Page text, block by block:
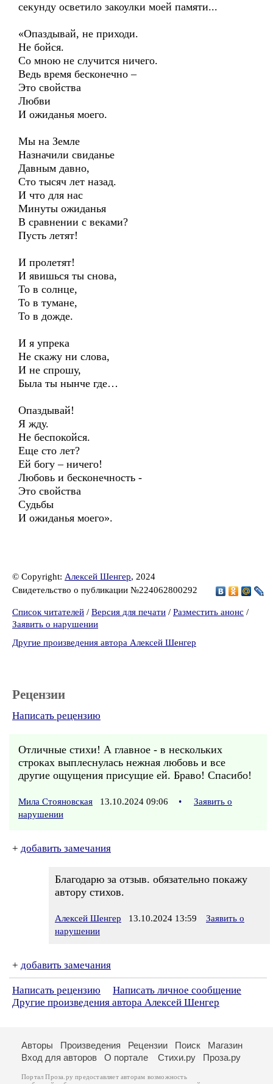
секунду осветило закоулки моей памяти...
«Опаздывай, не приходи.
Не бойся.
Со мною не случится ничего.
Ведь время бесконечно –
Это свойства
Любви
И ожиданья моего.
Мы на Земле
Назначили свиданье
Давным давно,
Сто тысяч лет назад.
И что для нас
Минуты ожиданья
В сравнении с веками?
Пусть летят!
И пролетят!
И явишься ты снова,
То в солнце,
То в тумане,
То в дожде.
И я упрека
Не скажу ни слова,
И не спрошу,
Была ты нынче где…
Опаздывай!
Я жду.
Не беспокойся.
Еще сто лет?
Ей богу – ничего!
Любовь и бесконечность -
Это свойства
Судьбы
И ожиданья моего».
© Copyright: Алексей Шенгер, 2024
Свидетельство о публикации №224062800292
Список читателей / Версия для печати / Разместить анонс /
Заявить о нарушении
Другие произведения автора Алексей Шенгер
Рецензии
Написать рецензию
Отличные стихи! А главное - в нескольких
строках выплеснулась нежная любовь и все
другие ощущения присущие ей. Браво! Спасибо!
Мила Стояновская 13.10.2024 09:06 •
Заявить о
нарушении
+ добавить замечания
Благодарю за отзыв. обязательно покажу
автору стихов.
Алексей Шенгер 13.10.2024 13:59
Заявить о
нарушении
+ добавить замечания
Написать рецензию
Написать личное сообщение
Другие произведения автора Алексей Шенгер
Авторы Произведения Рецензии Поиск
Магазин
Вход для авторов
О портале Стихи.ру Проза.ру
Портал Проза.ру предоставляет авторам возможность